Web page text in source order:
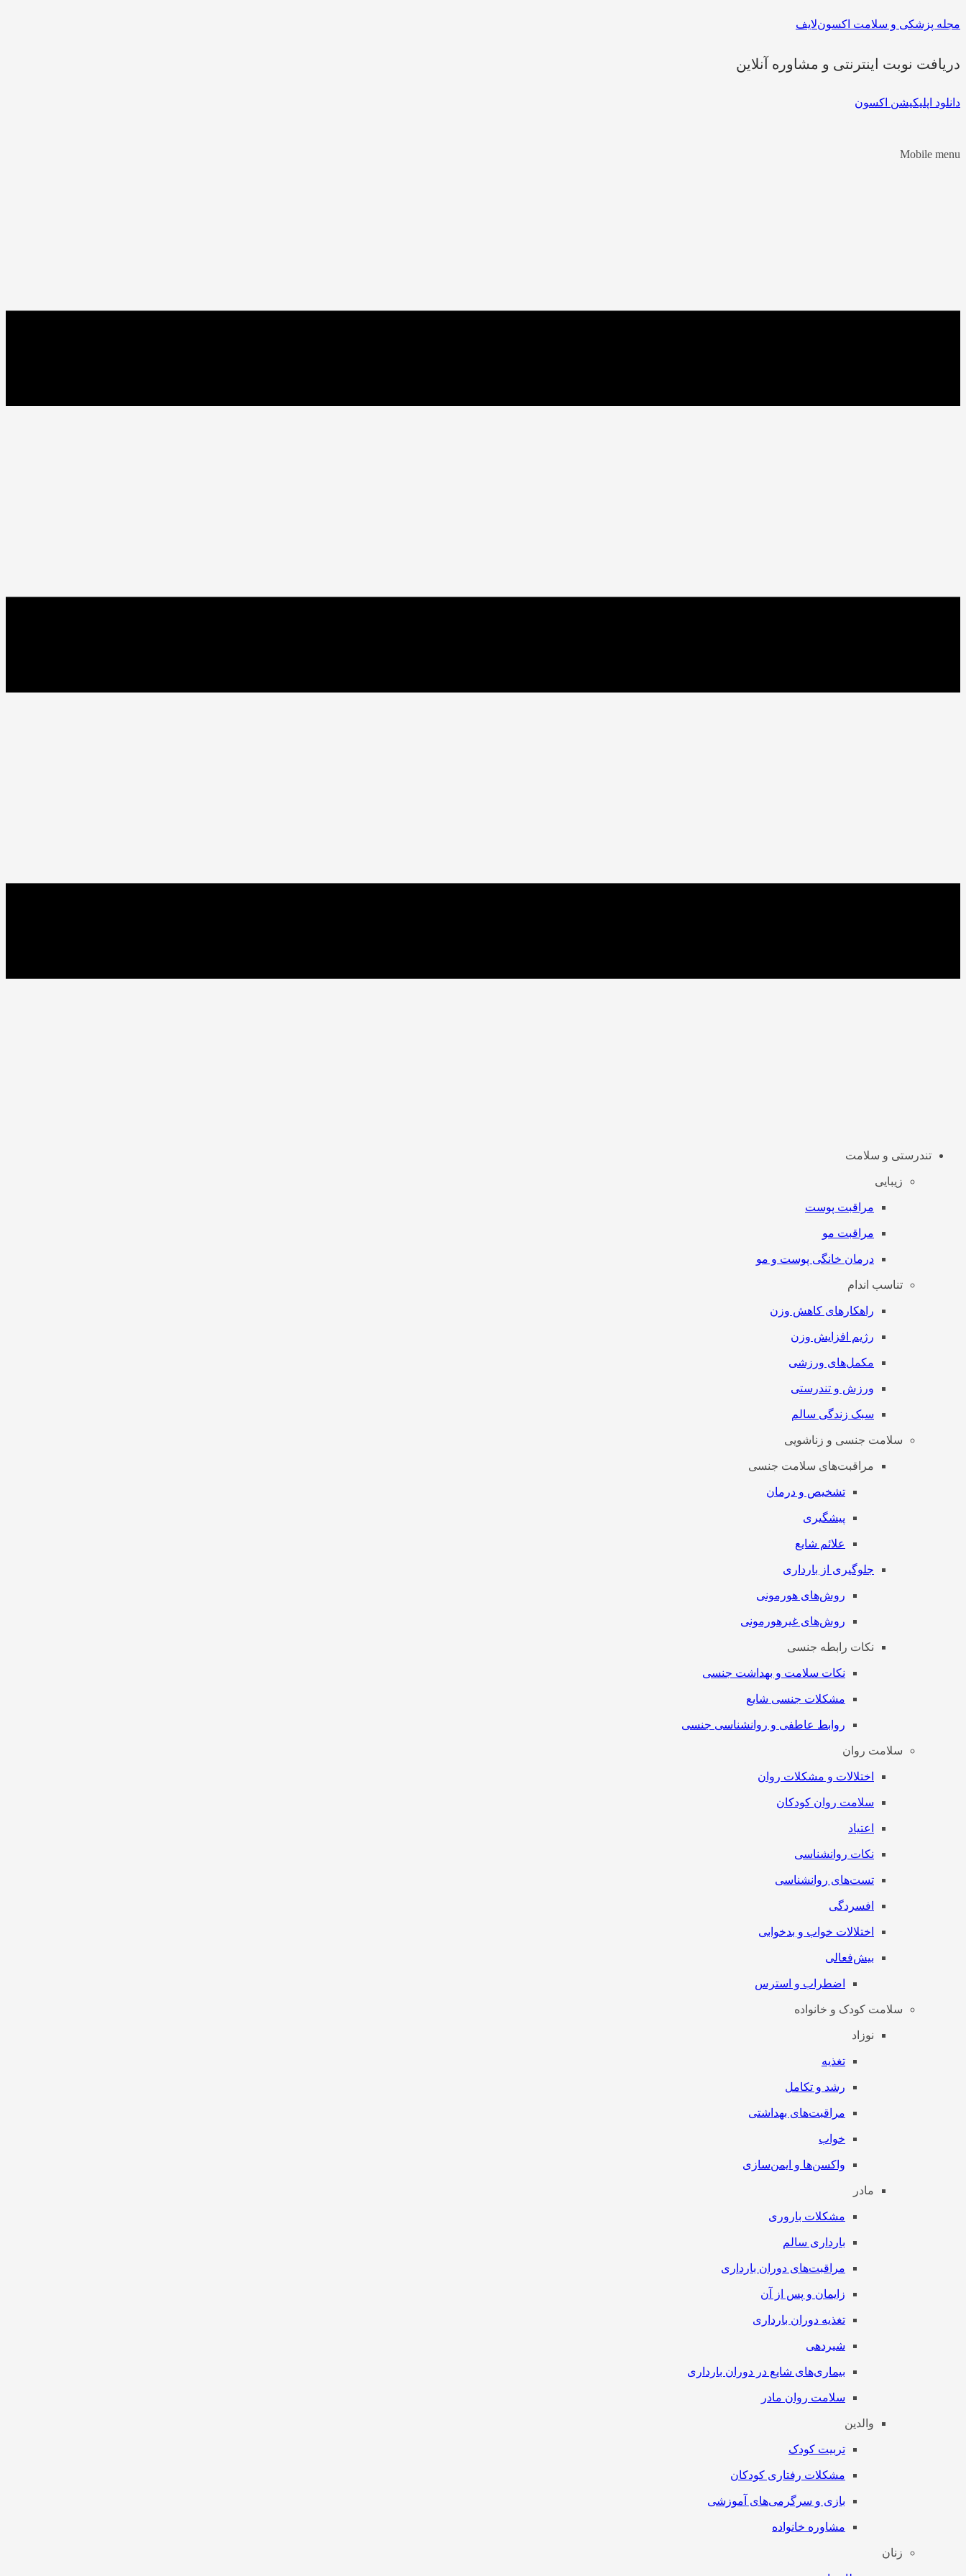
مجله پزشکی و سلامت اکسون‌لایف
دریافت نوبت اینترنتی و مشاوره آنلاین
دانلود اپلیکیشن اکسون
Mobile menu
تندرستی و سلامت
زیبایی
مراقبت پوست
مراقبت مو
درمان خانگی پوست و مو
تناسب اندام
راهکارهای کاهش وزن
رژیم افزایش وزن
مکمل‌های ورزشی
ورزش و تندرستی
سبک زندگی سالم
سلامت جنسی و زناشویی
مراقبت‌های سلامت جنسی
تشخیص و درمان
پیشگیری
علائم شایع
جلوگیری از بارداری
روش‌های هورمونی
روش‌های غیرهورمونی
نکات رابطه جنسی
نکات سلامت و بهداشت جنسی
مشکلات جنسی شایع
روابط عاطفی و روانشناسی جنسی
سلامت روان
اختلالات و مشکلات روان
سلامت روان کودکان
اعتیاد
نکات روانشناسی
تست‌های روانشناسی
افسردگی
اختلالات خواب و بدخوابی
بیش‌فعالی
اضطراب و استرس
سلامت کودک و خانواده
نوزاد
تغذیه
رشد و تکامل
مراقبت‌های بهداشتی
خواب
واکسن‌ها و ایمن‌سازی
مادر
مشکلات باروری
بارداری سالم
مراقبت‌های دوران بارداری
زایمان و پس از آن
تغذیه دوران بارداری
شیردهی
بیماری‌های شایع در دوران بارداری
سلامت روان مادر
والدین
تربیت کودک
مشکلات رفتاری کودکان
بازی و سرگرمی‌های آموزشی
مشاوره خانواده
زنان